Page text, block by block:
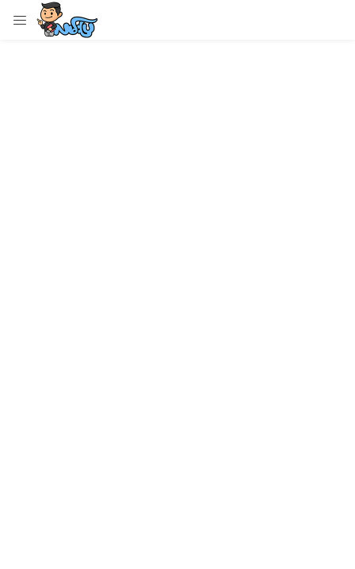
LOGIN